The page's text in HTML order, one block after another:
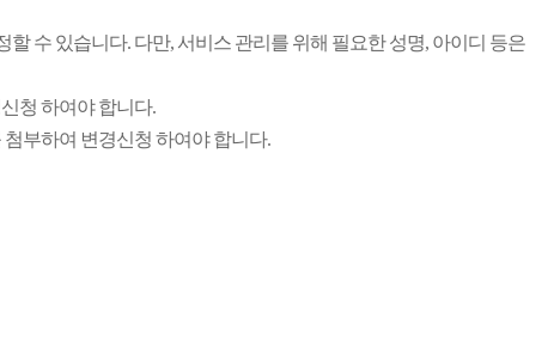
수 있습니다. 다만, 서비스 관리를 위해 필요한 성명, 아이디 등은
청 하여야 합니다.
부하여 변경신청 하여야 합니다.